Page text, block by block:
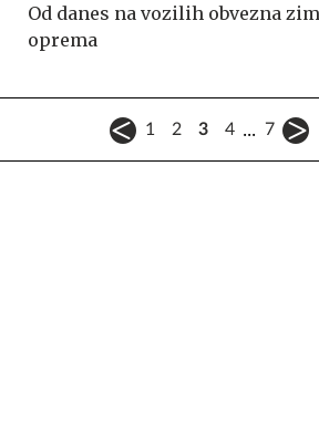
Od danes na vozilih obvezna
oprema
1 2 3 4 ... 7